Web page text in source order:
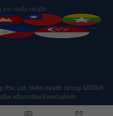
จาก Hello Health
Ltd. Hello Health Group ไม่ได้ให้คำ
รค หรือการรักษาโรคแต่อย่างใด